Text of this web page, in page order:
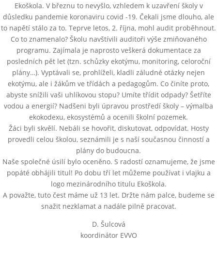
Ekoškola. V březnu to nevyšlo, vzhledem k uzavření školy v
důsledku pandemie koronaviru covid -19. Čekali jsme dlouho, ale
to napětí stálo za to. Teprve letos, 2. října, mohl audit proběhnout.
Co to znamenalo? Školu navštívili auditoři výše zmiňovaného
programu. Zajímala je naprosto veškerá dokumentace za
posledních pět let (tzn. schůzky ekotýmu, monitoring, celoroční
plány…). Vyptávali se, prohlíželi, kladli záludné otázky nejen
ekotýmu, ale i žákům ve třídách a pedagogům. Co činíte proto,
abyste snížili vaši uhlíkovou stopu? Umíte třídit odpady? Šetříte
vodou a energií? Nadšeni byli úpravou prostředí školy – výmalba
ekokodexu, ekosystémů a ocenili školní pozemek.
Žáci byli skvělí. Nebáli se hovořit, diskutovat, odpovídat. Hosty
provedli celou školou, seznámili je s naší současnou činností a
plány do budoucna.
Naše společné úsilí bylo oceněno. S radostí oznamujeme, že jsme
popáté obhájili titul! Po dobu tří let můžeme používat i vlajku a
logo mezinárodního titulu Ekoškola.
A považte, tuto čest máme už 13 let. Držte nám palce, budeme se
snažit nezklamat a nadále pilně pracovat.
D. Šulcová
koordinátor EVVO